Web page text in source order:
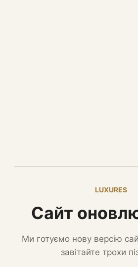
LUXURES
Сайт
Ми готуємо нову версію
завітайте трохи